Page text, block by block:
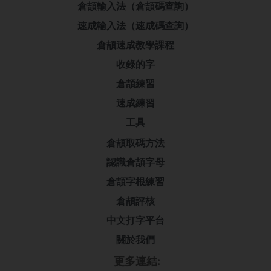
倉頡輸入法（倉頡碼查詢）
速成輸入法（速成碼查詢）
倉頡速成教學課程
收錄的字
倉頡練習
速成練習
工具
倉頡取碼方法
認識倉頡字母
倉頡字根練習
倉頡評核
中文打字平台
關於我們
更多連結: